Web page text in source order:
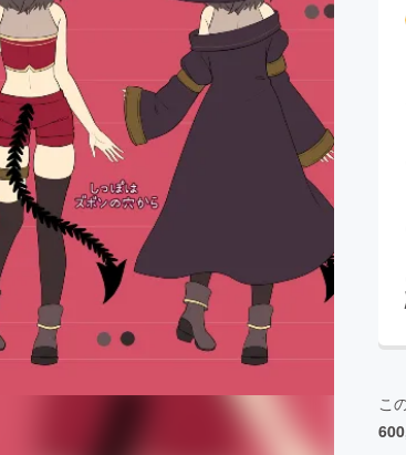
書籍・雑誌出版
チャレンジ ビューティー
CAMPFIRE for Social Good
CAMPFIREふるさと納税
machi-yaコミュニティ
こ